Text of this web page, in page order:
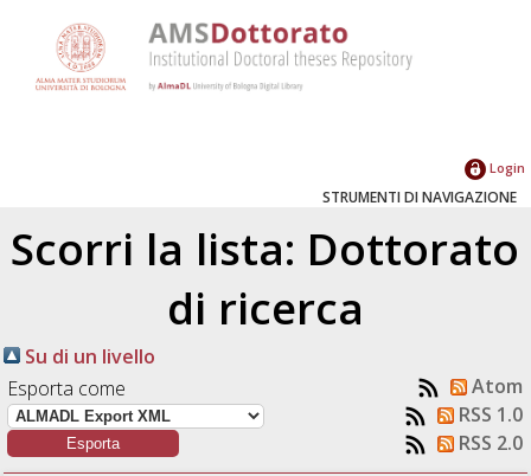
Login
STRUMENTI DI NAVIGAZIONE
Scorri la lista: Dottorato
di ricerca
Su di un livello
Esporta come
Atom
RSS 1.0
RSS 2.0